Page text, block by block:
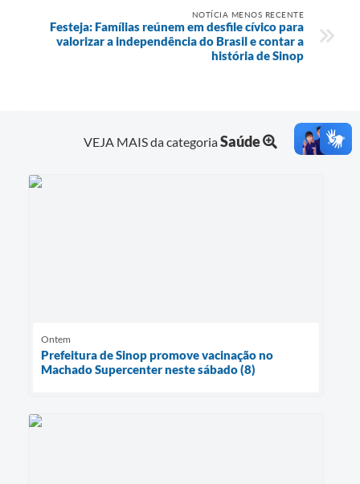
NOTÍCIA MENOS RECENTE
Festeja: Famílias reúnem em desfile cívico para
valorizar a independência do Brasil e contar a
história de Sinop
VEJA MAIS da categoriaSaúde
Ontem
Prefeitura de Sinop promove vacinação no
Machado Supercenter neste sábado (8)